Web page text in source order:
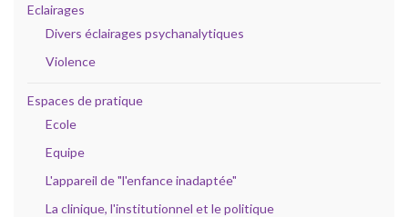
Eclairages
Divers éclairages psychanalytiques
Violence
Espaces de pratique
Ecole
Equipe
L'appareil de "l'enfance inadaptée"
La clinique, l'institutionnel et le politique